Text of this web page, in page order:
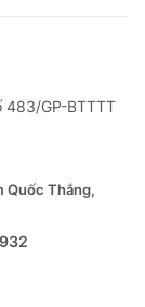
483/GP-BTTTT
Quốc Thắng,